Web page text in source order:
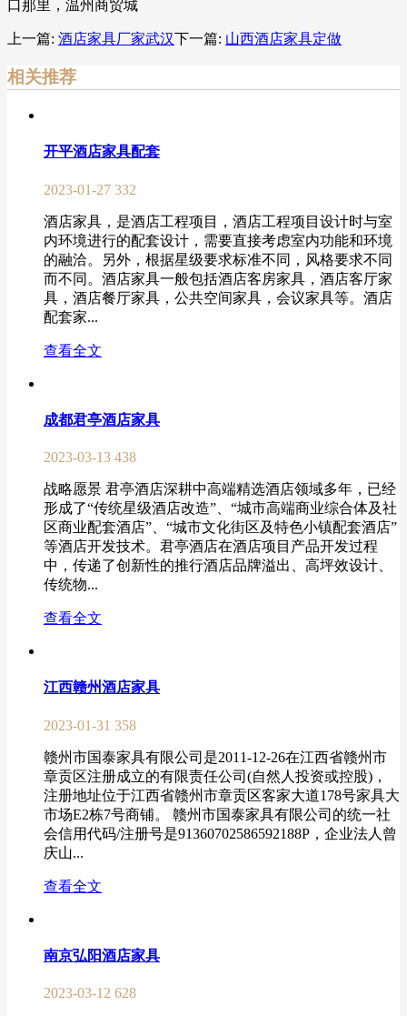
口那里，温州商贸城
上一篇: 酒店家具厂家武汉下一篇: 山西酒店家具定做
相关推荐
开平酒店家具配套
2023-01-27 332
酒店家具，是酒店工程项目，酒店工程项目设计时与室
内环境进行的配套设计，需要直接考虑室内功能和环境
的融洽。另外，根据星级要求标准不同，风格要求不同
而不同。酒店家具一般包括酒店客房家具，酒店客厅家
具，酒店餐厅家具，公共空间家具，会议家具等。酒店
配套家...
查看全文
成都君亭酒店家具
2023-03-13 438
战略愿景 君亭酒店深耕中高端精选酒店领域多年，已经
形成了“传统星级酒店改造”、“城市高端商业综合体及社
区商业配套酒店”、“城市文化街区及特色小镇配套酒店”
等酒店开发技术。君亭酒店在酒店项目产品开发过程
中，传递了创新性的推行酒店品牌溢出、高坪效设计、
传统物...
查看全文
江西赣州酒店家具
2023-01-31 358
赣州市国泰家具有限公司是2011-12-26在江西省赣州市
章贡区注册成立的有限责任公司(自然人投资或控股)，
注册地址位于江西省赣州市章贡区客家大道178号家具大
市场E2栋7号商铺。 赣州市国泰家具有限公司的统一社
会信用代码/注册号是91360702586592188P，企业法人曾
庆山...
查看全文
南京弘阳酒店家具
2023-03-12 628